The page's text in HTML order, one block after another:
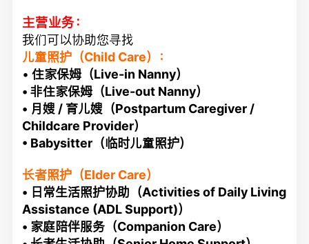
主营业务：
我们可以协助您寻找
儿童照护（Child Care）：
• 住家保姆（Live-in Nanny）
• 非住家保姆（Live-out Nanny）
• 月嫂 / 育儿嫂（Postpartum Caregiver /
Childcare Provider）
• Babysitter（临时儿童照护）
长者照护（Elder Care）
• 日常生活照护协助（Activities of Daily Living
Assistance (ADL Support)）
• 家庭陪伴服务（Companion Care）